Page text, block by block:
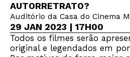
AUTORRETRATO?
Auditório da Casa do Cinema
29 JAN 2023 | 17H00
Todos os filmes serão
original e legendados em